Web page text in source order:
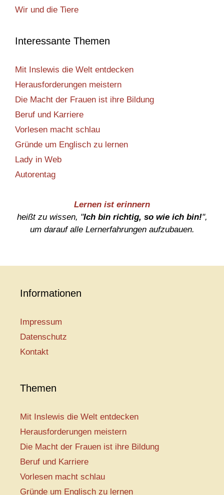
Wir und die Tiere
Interessante Themen
Mit Inslewis die Welt entdecken
Herausforderungen meistern
Die Macht der Frauen ist ihre Bildung
Beruf und Karriere
Vorlesen macht schlau
Gründe um Englisch zu lernen
Lady in Web
Autorentag
Lernen ist erinnern
heißt zu wissen, "Ich bin richtig, so wie ich bin!",
um darauf alle Lernerfahrungen aufzubauen.
Informationen
Impressum
Datenschutz
Kontakt
Themen
Mit Inslewis die Welt entdecken
Herausforderungen meistern
Die Macht der Frauen ist ihre Bildung
Beruf und Karriere
Vorlesen macht schlau
Gründe um Englisch zu lernen